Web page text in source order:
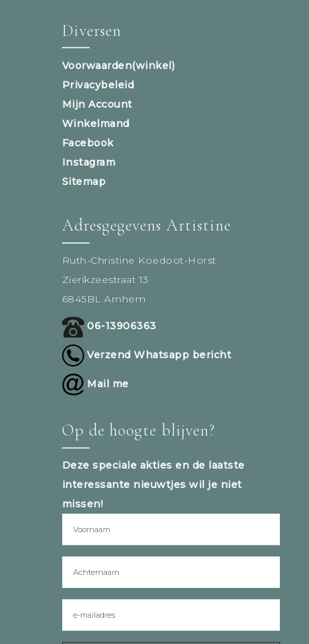
Diversen
Voorwaarden(winkel)
Privacybeleid
Mijn Account
Winkelmand
Facebook
Instagram
Sitemap
Adresgegevens Artistine
Ruth-Christine Koedoot-Horst
Zierikzeestraat 13
6845BL Arnhem
06-13906363
Verzend Whatsapp bericht
Mail me
Op de hoogte blijven?
Deze speciale akties en de laatste
interessante nieuwtjes wil je niet
missen!